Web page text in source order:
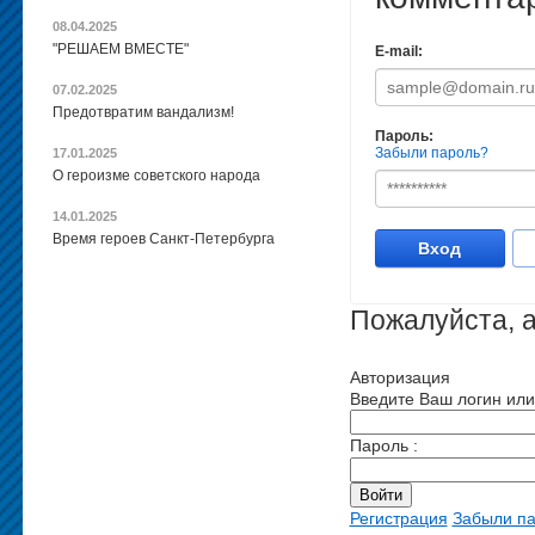
08.04.2025
"РЕШАЕМ ВМЕСТЕ"
07.02.2025
Предотвратим вандализм!
17.01.2025
О героизме советского народа
14.01.2025
Время героев Санкт-Петербурга
E-mail:
Пароль:
Забыли пароль?
Вход
Пожалуйста,
Авторизация
Введите Ваш логин
Пароль :
Регистрация Забыли